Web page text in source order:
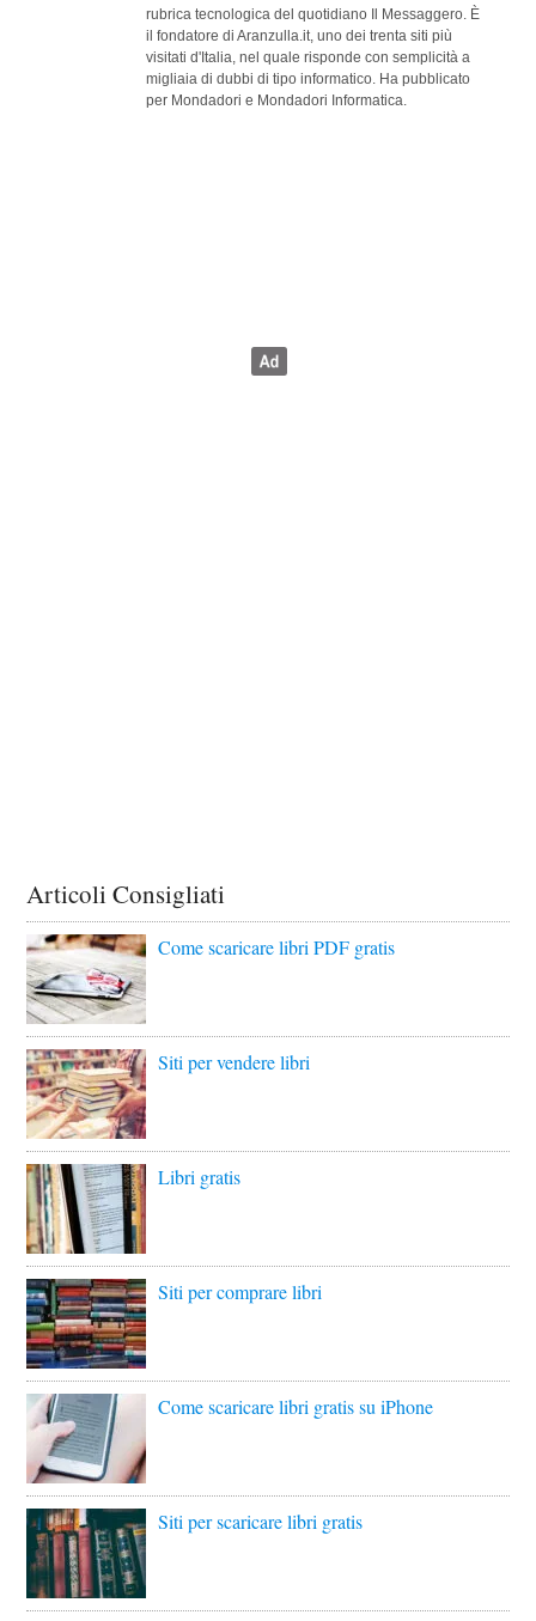
rubrica tecnologica del quotidiano Il Messaggero. È
il fondatore di Aranzulla.it, uno dei trenta siti più
visitati d'Italia, nel quale risponde con semplicità a
migliaia di dubbi di tipo informatico. Ha pubblicato
per Mondadori e Mondadori Informatica.
Articoli Consigliati
Come scaricare libri PDF gratis
Siti per vendere libri
Libri gratis
Siti per comprare libri
Come scaricare libri gratis su iPhone
Siti per scaricare libri gratis